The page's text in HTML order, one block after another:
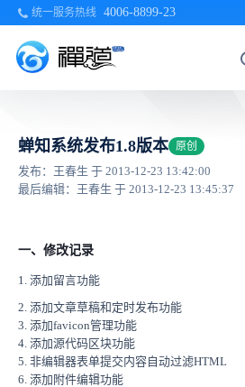
统一服务热线 4006-8899-23
蝉知系统发布1.8版本 原创
发布：王春生 于 2013-12-23 13:42:00
最后编辑：王春生 于 2013-12-23 13:45:37
一、修改记录
1. 添加留言功能
2. 添加文章草稿和定时发布功能
3. 添加favicon管理功能
4. 添加源代码区块功能
5. 非编辑器表单提交内容自动过滤HTML
6. 添加附件编辑功能